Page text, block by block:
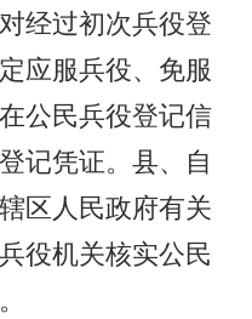
经过初次兵役登
应服兵役、免服
公民兵役登记信
记凭证。县、自
区人民政府有关
役机关核实公民